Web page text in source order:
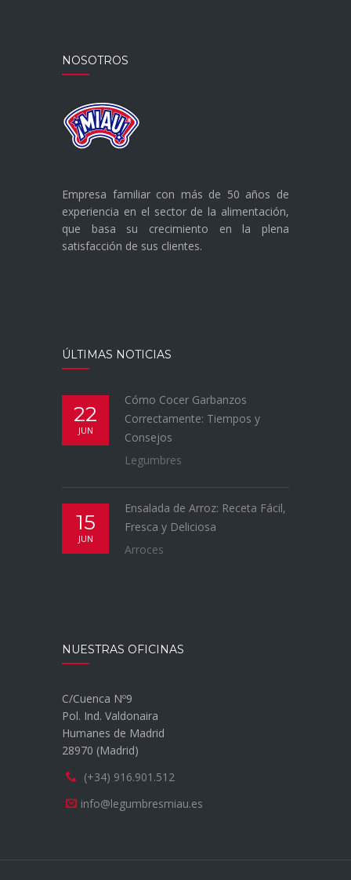
NOSOTROS
Empresa familiar con más de 50 años de
experiencia en el sector de la alimentación,
que basa su crecimiento en la plena
satisfacción de sus clientes.
ÚLTIMAS NOTICIAS
22
JUN
Cómo Cocer Garbanzos
Correctamente: Tiempos y
Consejos
Legumbres
15
JUN
Ensalada de Arroz: Receta Fácil,
Fresca y Deliciosa
Arroces
NUESTRAS OFICINAS
C/Cuenca Nº9
Pol. Ind. Valdonaira
Humanes de Madrid
28970 (Madrid)
(+34) 916.901.512
info@legumbresmiau.es